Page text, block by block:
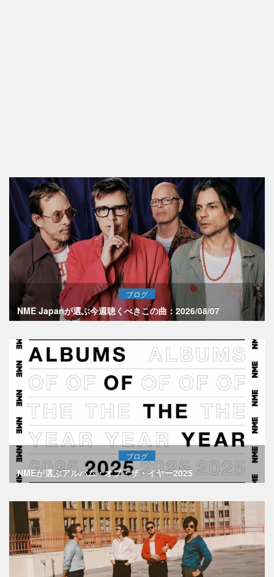
ブログ
NME Japanが選ぶ今週聴くべきこの曲：2026/08/07
ブログ
NMEが選ぶアルバム・オブ・ザ・イヤー2025